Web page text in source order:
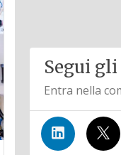
Segui
Entra nella